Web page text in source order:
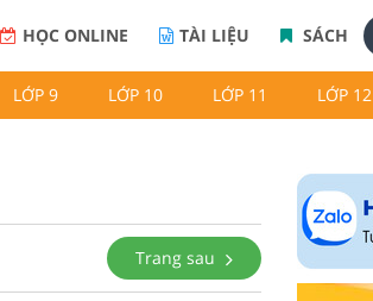
HỌC ONLINE TÀI LIỆU SÁCH
LỚP 9 LỚP 10 LỚP 11 LỚP 12
Trang sau